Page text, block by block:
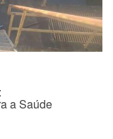
a Saúde